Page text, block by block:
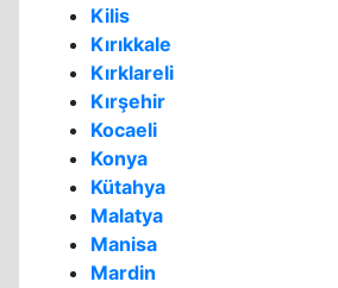
Kilis
Kırıkkale
Kırklareli
Kırşehir
Kocaeli
Konya
Kütahya
Malatya
Manisa
Mardin